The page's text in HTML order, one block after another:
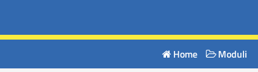
Home Moduli